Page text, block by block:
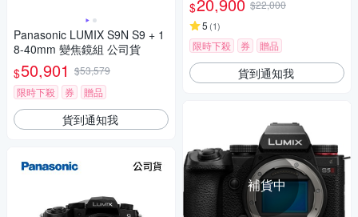
Panasonic LUMIX S9N S9 + 1
8-40mm 變焦鏡組 公司貨
$50,901 $53,579
限時下殺
券 贈品
貨到通知我
$20,900 $22,000
5 (1)
限時下殺 券 贈品
貨到通知我
補貨中